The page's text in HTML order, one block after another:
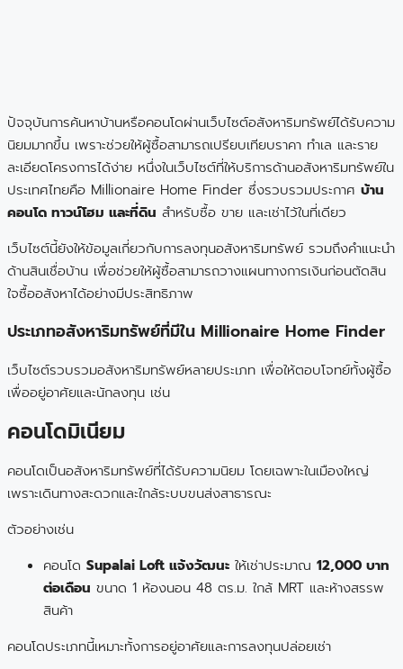
ปัจจุบันการค้นหาบ้านหรือคอนโดผ่านเว็บไซต์อสังหาริมทรัพย์ได้รับความ
นิยมมากขึ้น เพราะช่วยให้ผู้ซื้อสามารถเปรียบเทียบราคา ทำเล และราย
ละเอียดโครงการได้ง่าย หนึ่งในเว็บไซต์ที่ให้บริการด้านอสังหาริมทรัพย์ใน
ประเทศไทยคือ Millionaire Home Finder ซึ่งรวบรวมประกาศ บ้าน
คอนโด ทาวน์โฮม และที่ดิน สำหรับซื้อ ขาย และเช่าไว้ในที่เดียว
เว็บไซต์นี้ยังให้ข้อมูลเกี่ยวกับการลงทุนอสังหาริมทรัพย์ รวมถึงคำแนะนำ
ด้านสินเชื่อบ้าน เพื่อช่วยให้ผู้ซื้อสามารถวางแผนทางการเงินก่อนตัดสิน
ใจซื้ออสังหาได้อย่างมีประสิทธิภาพ
ประเภทอสังหาริมทรัพย์ที่มีใน Millionaire Home Finder
เว็บไซต์รวบรวมอสังหาริมทรัพย์หลายประเภท เพื่อให้ตอบโจทย์ทั้งผู้ซื้อ
เพื่ออยู่อาศัยและนักลงทุน เช่น
คอนโดมิเนียม
คอนโดเป็นอสังหาริมทรัพย์ที่ได้รับความนิยม โดยเฉพาะในเมืองใหญ่
เพราะเดินทางสะดวกและใกล้ระบบขนส่งสาธารณะ
ตัวอย่างเช่น
คอนโด Supalai Loft แจ้งวัฒนะ ให้เช่าประมาณ 12,000 บาท
ต่อเดือน ขนาด 1 ห้องนอน 48 ตร.ม. ใกล้ MRT และห้างสรรพ
สินค้า
คอนโดประเภทนี้เหมาะทั้งการอยู่อาศัยและการลงทุนปล่อยเช่า